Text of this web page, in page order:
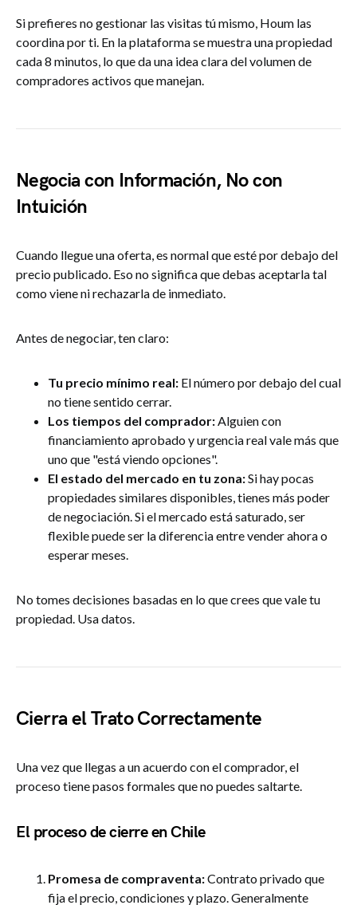
Si prefieres no gestionar las visitas tú mismo, Houm las
coordina por ti. En la plataforma se muestra una propiedad
cada 8 minutos, lo que da una idea clara del volumen de
compradores activos que manejan.
Negocia con Información, No con
Intuición
Cuando llegue una oferta, es normal que esté por debajo del
precio publicado. Eso no significa que debas aceptarla tal
como viene ni rechazarla de inmediato.
Antes de negociar, ten claro:
Tu precio mínimo real: El número por debajo del cual
no tiene sentido cerrar.
Los tiempos del comprador:Alguien con
financiamiento aprobado y urgencia real vale más que
uno que "está viendo opciones".
El estado del mercado en tu zona:Si hay pocas
propiedades similares disponibles, tienes más poder
de negociación. Si el mercado está saturado, ser
flexible puede ser la diferencia entre vender ahora o
esperar meses.
No tomes decisiones basadas en lo que crees que vale tu
propiedad. Usa datos.
Cierra el Trato Correctamente
Una vez que llegas a un acuerdo con el comprador, el
proceso tiene pasos formales que no puedes saltarte.
El proceso de cierre en Chile
Promesa de compraventa:Contrato privado que
fija el precio, condiciones y plazo. Generalmente